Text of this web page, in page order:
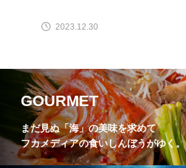
2023.12.30
GOURMET
まだ見ぬ「海」の美味を求めて
フカメディアの食いしんぼうがゆく。